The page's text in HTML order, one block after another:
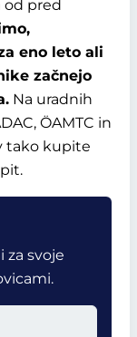
od pred
eno leto ali
začnejo
Na uradnih
ÖAMTC in
tako kupite
svoje